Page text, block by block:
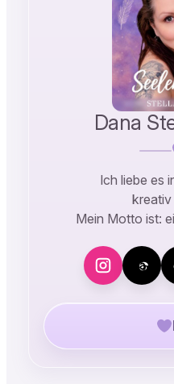
Dana
Ich liebe es
Mein Motto ist: